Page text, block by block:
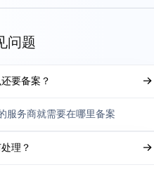
问题
要备案？
服务商就需要在哪里备案
理？